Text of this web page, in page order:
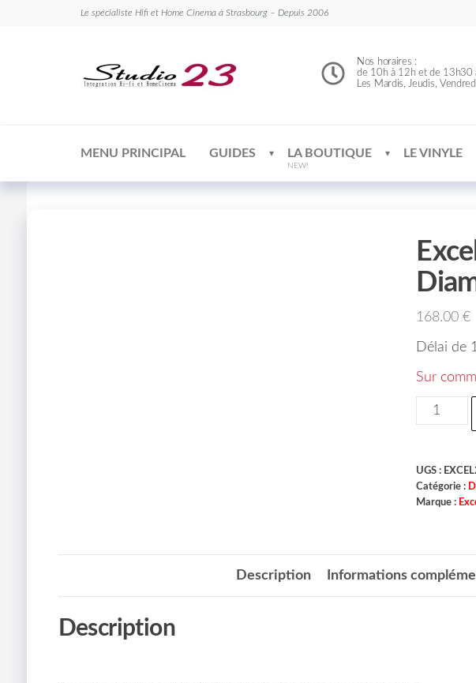
Le spécialiste Hifi et Home Cinema à Strasbourg – Depuis 2006
Nos horaires :
de 10h à 12h et de 13h30
Les Mardis, Jeudis,
MENU PRINCIPAL GUIDES LA BOUTIQUE
NEW!
LE VINYLE
168.00€
Délai de
Sur
UGS :
Catégorie :
Marque :
Description Informations
Description